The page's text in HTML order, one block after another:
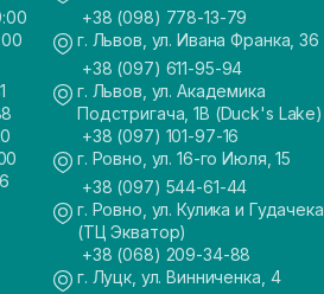
+38 (098) 778-13-79
г. Львов, ул. Ивана Франка, 36
+38 (097) 611-95-94
г. Львов, ул. Академика
Подстригача, 1В (Duck's Lake)
+38 (097) 101-97-16
г. Ровно, ул. 16-го Июля, 15
+38 (097) 544-61-44
г. Ровно, ул. Кулика и
(ТЦ Экватор)
+38 (068) 209-34-88
г. Луцк, ул. Винниченка, 4